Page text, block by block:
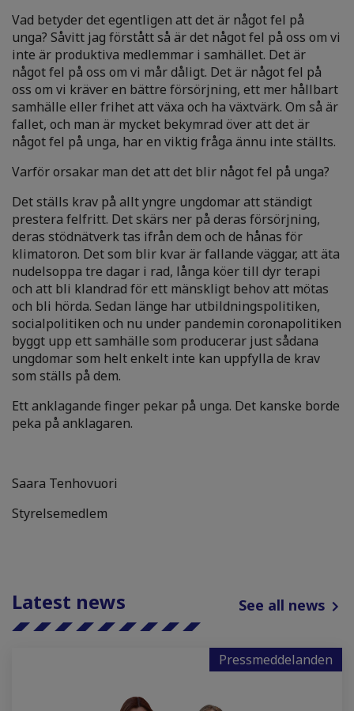
Vad betyder det egentligen att det är något fel på
unga? Såvitt jag förstått så är det något fel på oss om vi
inte är produktiva medlemmar i samhället. Det är
något fel på oss om vi mår dåligt. Det är något fel på
oss om vi kräver en bättre försörjning, ett mer hållbart
samhälle eller frihet att växa och ha växtvärk. Om så är
fallet, och man är mycket bekymrad över att det är
något fel på unga, har en viktig fråga ännu inte ställts.
Varför orsakar man det att det blir något fel på unga?
Det ställs krav på allt yngre ungdomar att ständigt
prestera felfritt. Det skärs ner på deras försörjning,
deras stödnätverk tas ifrån dem och de hånas för
klimatoron. Det som blir kvar är fallande väggar, att äta
nudelsoppa tre dagar i rad, långa köer till dyr terapi
och att bli klandrad för ett mänskligt behov att mötas
och bli hörda. Sedan länge har utbildningspolitiken,
socialpolitiken och nu under pandemin coronapolitiken
byggt upp ett samhälle som producerar just sådana
ungdomar som helt enkelt inte kan uppfylla de krav
som ställs på dem.
Ett anklagande finger pekar på unga. Det kanske borde
peka på anklagaren.
Saara Tenhovuori
Styrelsemedlem
Latest news See all news
Pressmeddelanden